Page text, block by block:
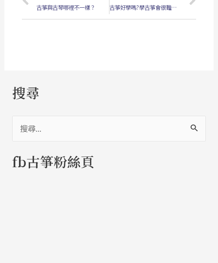
古箏與古琴哪裡不一樣？ 古箏好學嗎?學古箏會很難嗎?給您7大建議 – 桐順古箏
搜尋
關
fb古箏粉絲頁